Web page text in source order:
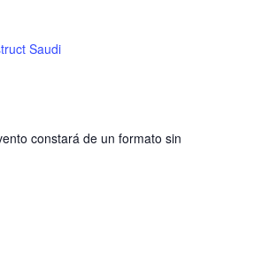
Saudi
constará de un formato sin